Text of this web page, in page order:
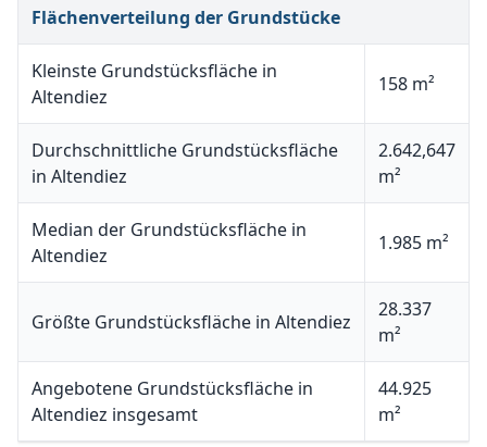
Flächenverteilung der Grundstücke
Kleinste Grundstücksfläche in
Altendiez
158 m²
Durchschnittliche Grundstücksfläche
in Altendiez
2.642,647
m²
Median der Grundstücksfläche in
Altendiez
1.985 m²
Größte Grundstücksfläche in Altendiez
28.337
m²
Angebotene Grundstücksfläche in
Altendiez insgesamt
44.925
m²